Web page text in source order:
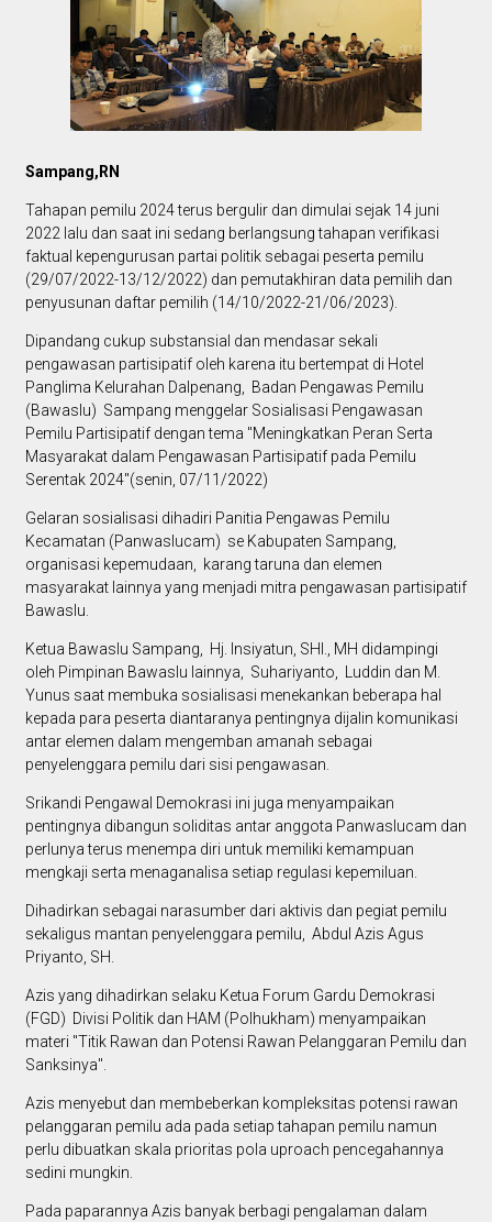
Sampang,RN
Tahapan pemilu 2024 terus bergulir dan dimulai sejak 14 juni
2022 lalu dan saat ini sedang berlangsung tahapan verifikasi
faktual kepengurusan partai politik sebagai peserta pemilu
(29/07/2022-13/12/2022) dan pemutakhiran data pemilih dan
penyusunan daftar pemilih (14/10/2022-21/06/2023).
Dipandang cukup substansial dan mendasar sekali
pengawasan partisipatif oleh karena itu bertempat di Hotel
Panglima Kelurahan Dalpenang, Badan Pengawas Pemilu
(Bawaslu) Sampang menggelar Sosialisasi Pengawasan
Pemilu Partisipatif dengan tema "Meningkatkan Peran Serta
Masyarakat dalam Pengawasan Partisipatif pada Pemilu
Serentak 2024"(senin, 07/11/2022)
Gelaran sosialisasi dihadiri Panitia Pengawas Pemilu
Kecamatan (Panwaslucam) se Kabupaten Sampang,
organisasi kepemudaan, karang taruna dan elemen
masyarakat lainnya yang menjadi mitra pengawasan partisipatif
Bawaslu.
Ketua Bawaslu Sampang, Hj. Insiyatun, SHI., MH didampingi
oleh Pimpinan Bawaslu lainnya, Suhariyanto, Luddin dan M.
Yunus saat membuka sosialisasi menekankan beberapa hal
kepada para peserta diantaranya pentingnya dijalin komunikasi
antar elemen dalam mengemban amanah sebagai
penyelenggara pemilu dari sisi pengawasan.
Srikandi Pengawal Demokrasi ini juga menyampaikan
pentingnya dibangun soliditas antar anggota Panwaslucam dan
perlunya terus menempa diri untuk memiliki kemampuan
mengkaji serta menaganalisa setiap regulasi kepemiluan.
Dihadirkan sebagai narasumber dari aktivis dan pegiat pemilu
sekaligus mantan penyelenggara pemilu, Abdul Azis Agus
Priyanto, SH.
Azis yang dihadirkan selaku Ketua Forum Gardu Demokrasi
(FGD) Divisi Politik dan HAM (Polhukham) menyampaikan
materi "Titik Rawan dan Potensi Rawan Pelanggaran Pemilu dan
Sanksinya".
Azis menyebut dan membeberkan kompleksitas potensi rawan
pelanggaran pemilu ada pada setiap tahapan pemilu namun
perlu dibuatkan skala prioritas pola uproach pencegahannya
sedini mungkin.
Pada paparannya Azis banyak berbagi pengalaman dalam